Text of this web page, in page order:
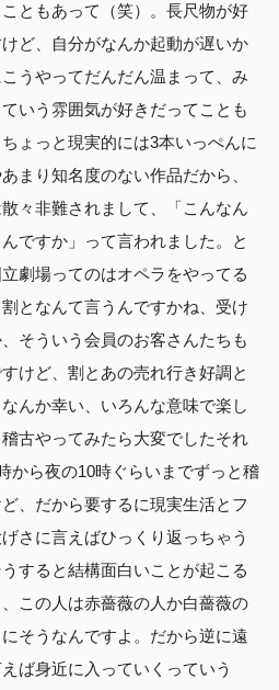
ともあって（笑）。長尺物が好
ど、自分がなんか起動が遅いか
うやってだんだん温まって、み
いう雰囲気が好きだってことも
ょっと現実的には3本いっぺんに
まり知名度のない作品だから、
々非難されまして、「こんなん
ですか」って言われました。と
劇場ってのはオペラをやってる
となんて言うんですかね、受け
そういう会員のお客さんたちも
けど、割とあの売れ行き好調と
んか幸い、いろんな意味で楽し
古やってみたら大変でしたそれ
から夜の10時ぐらいまでずっと稽
、だから要するに現実生活とフ
さに言えばひっくり返っちゃう
すると結構面白いことが起こる
この人は赤薔薇の人か白薔薇の
そうなんですよ。だから逆に遠
ば身近に入っていくっていう